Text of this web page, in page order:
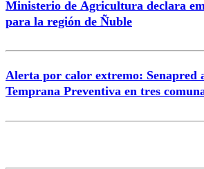
Ministerio de Agricultura declara
para la región de Ñuble
Alerta por calor extremo: Senapred
Temprana Preventiva en tres